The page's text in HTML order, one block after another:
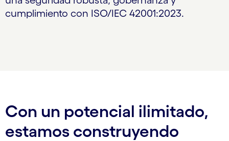
cumplimiento con ISO/IEC 42001:2023.
Con un potencial ilimitado,
estamos construyendo